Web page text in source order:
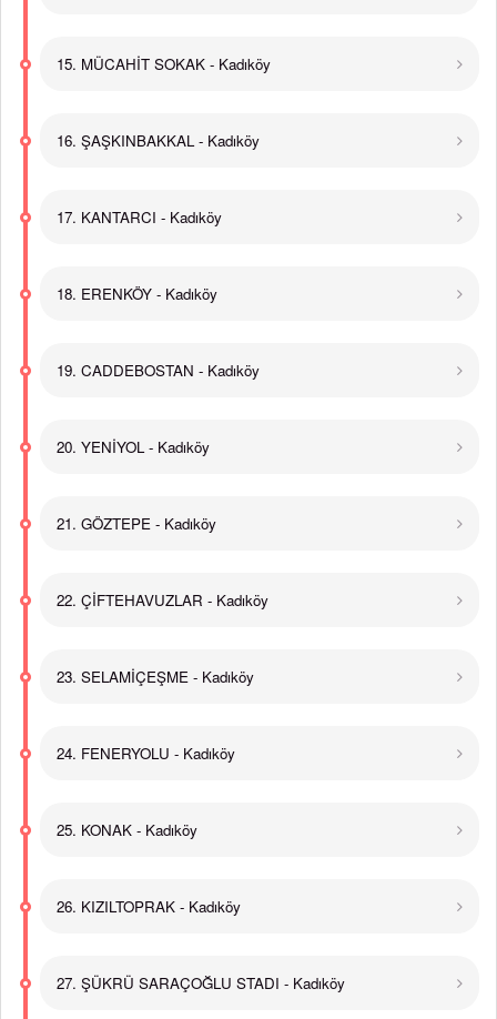
15. MÜCAHİT SOKAK - Kadıköy
16. ŞAŞKINBAKKAL - Kadıköy
17. KANTARCI - Kadıköy
18. ERENKÖY - Kadıköy
19. CADDEBOSTAN - Kadıköy
20. YENİYOL - Kadıköy
21. GÖZTEPE - Kadıköy
22. ÇİFTEHAVUZLAR - Kadıköy
23. SELAMİÇEŞME - Kadıköy
24. FENERYOLU - Kadıköy
25. KONAK - Kadıköy
26. KIZILTOPRAK - Kadıköy
27. ŞÜKRÜ SARAÇOĞLU STADI - Kadıköy